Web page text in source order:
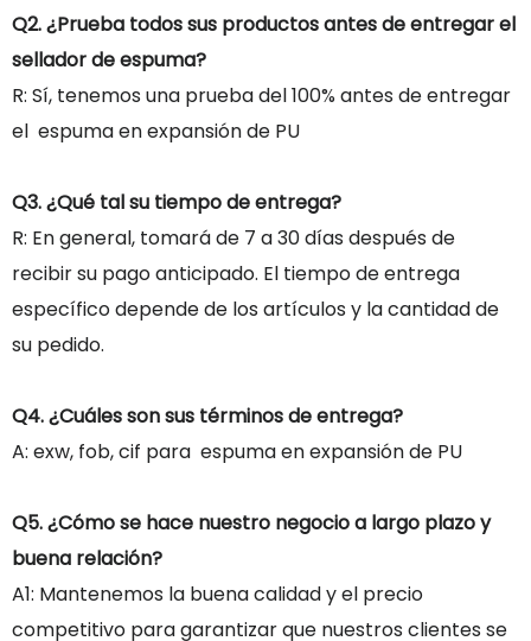
Q2. ¿Prueba todos sus productos antes de entregar el
sellador de espuma?
R: Sí, tenemos una prueba del 100% antes de entregar
el espuma en expansión de PU
Q3. ¿Qué tal su tiempo de entrega?
R: En general, tomará de 7 a 30 días después de
recibir su pago anticipado. El tiempo de entrega
específico depende de los artículos y la cantidad de
su pedido.
Q4. ¿Cuáles son sus términos de entrega?
A: exw, fob, cif para espuma en expansión de PU
Q5. ¿Cómo se hace nuestro negocio a largo plazo y
buena relación?
A1: Mantenemos la buena calidad y el precio
competitivo para garantizar que nuestros clientes se